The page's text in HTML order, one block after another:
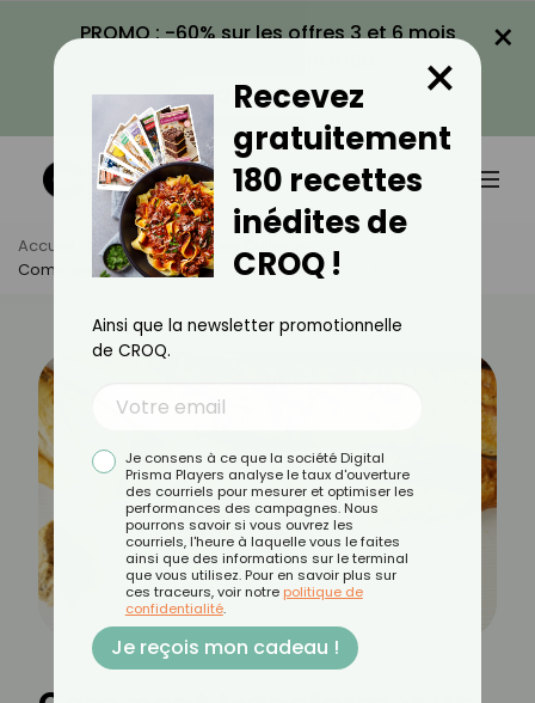
PROMO : -60% sur les offres 3 et 6 mois
VOIR LA PROMO
×
Accueil Actus
Astuces Culinaires
Comment Transformer Un Pain Rassis En Pain Frais ?
Recevez
gratuitement
180 recettes
inédites de
CROQ !
×
Ainsi que la newsletter promotionnelle
de CROQ.
Je consens à ce que la société Digital
Prisma Players analyse le taux d'ouverture
des courriels pour mesurer et optimiser les
performances des campagnes. Nous
pourrons savoir si vous ouvrez les
courriels, l'heure à laquelle vous le faites
ainsi que des informations sur le terminal
que vous utilisez. Pour en savoir plus sur
ces traceurs, voir notre politique de
confidentialité.
Je reçois mon cadeau !